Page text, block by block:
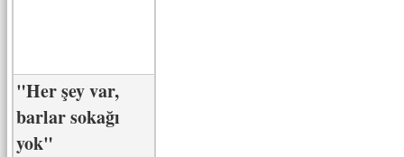
"Her şey var,
barlar sokağı
yok"